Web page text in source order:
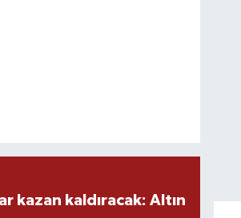
kazan kaldıracak: Altın